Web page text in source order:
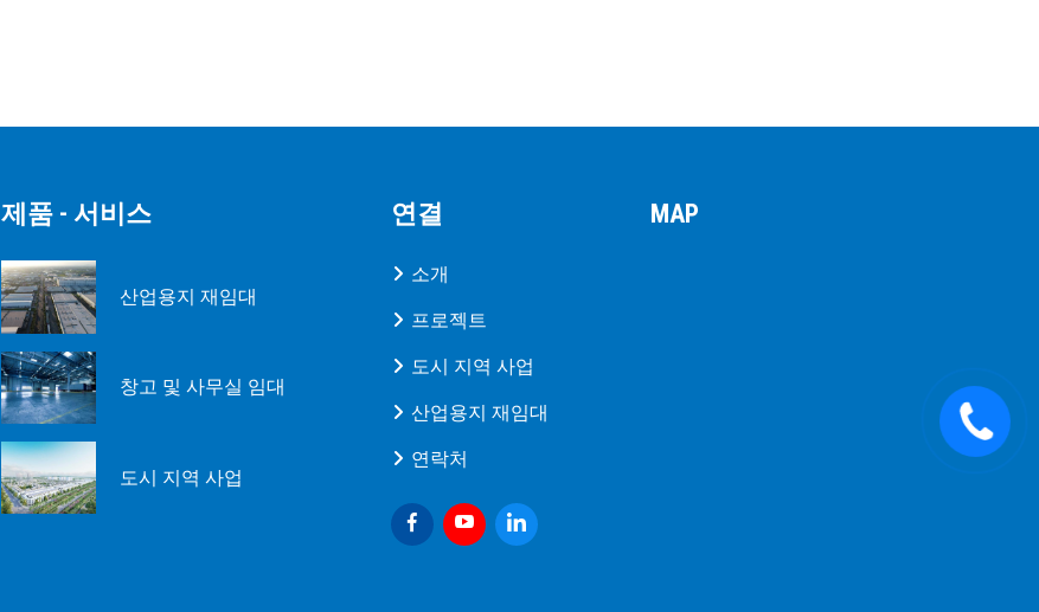
제품 - 서비스
산업용지 재임대
창고 및 사무실 임대
도시 지역 사업
연결
소개
프로젝트
도시 지역 사업
산업용지 재임대
연락처
MAP